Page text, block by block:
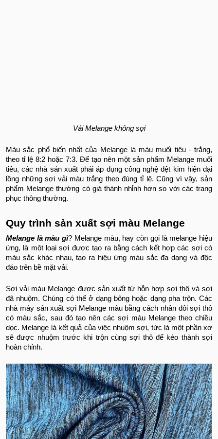
Vải Melange không sợi
Màu sắc phổ biến nhất của Melange là màu muối tiêu - trắng,
theo tỉ lệ 8:2 hoặc 7:3. Để tạo nên một sản phẩm Melange muối
tiêu, các nhà sản xuất phải áp dụng công nghệ dệt kim hiện đại
lồng những sợi vải màu trắng theo đúng tỉ lệ. Cũng vì vậy, sản
phẩm Melange thường có giá thành nhỉnh hơn so với các trang
phục thông thường.
Quy trình sản xuất sợi màu Melange
Melange là màu gì? Melange màu, hay còn gọi là melange hiệu
ứng, là một loại sợi được tạo ra bằng cách kết hợp các sợi có
màu sắc khác nhau, tạo ra hiệu ứng màu sắc đa dạng và độc
đáo trên bề mặt vải.
Sợi vải màu Melange được sản xuất từ hỗn hợp sợi thô và sợi
đã nhuộm. Chúng có thể ở dạng bông hoặc dạng pha trộn. Các
nhà máy sản xuất sợi Melange màu bằng cách nhân đôi sợi thô
có màu sắc, sau đó tạo nên các sợi màu Melange theo chiều
dọc. Melange là kết quả của việc nhuộm sợi, tức là một phần xơ
sẽ được nhuộm trước khi trộn cùng sợi thô để kéo thành sợi
hoàn chỉnh.